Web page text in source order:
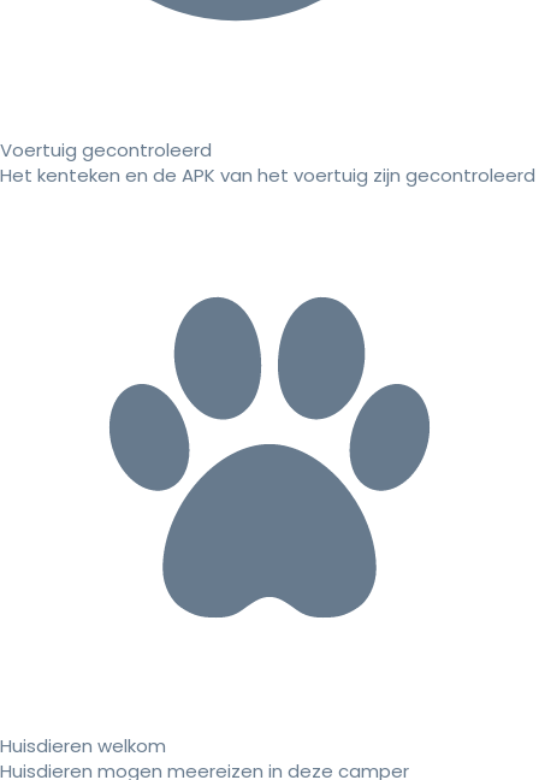
Voertuig gecontroleerd
Het kenteken en de APK van het voertuig zijn gecontroleerd
Huisdieren welkom
Huisdieren mogen meereizen in deze camper